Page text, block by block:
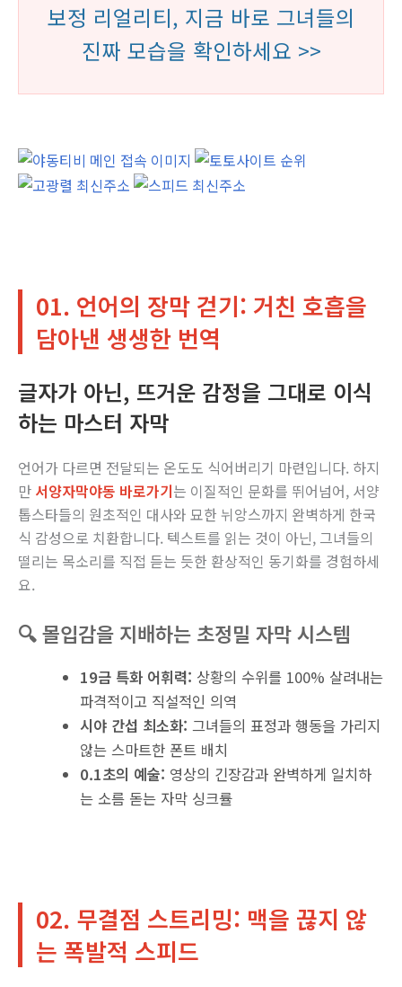
보정 리얼리티, 지금 바로 그녀들의
진짜 모습을 확인하세요 >>
01. 언어의 장막 걷기: 거친 호흡을
담아낸 생생한 번역
글자가 아닌, 뜨거운 감정을 그대로 이식
하는 마스터 자막
언어가 다르면 전달되는 온도도 식어버리기 마련입니다. 하지
만 서양자막야동 바로가기는 이질적인 문화를 뛰어넘어, 서양
톱스타들의 원초적인 대사와 묘한 뉘앙스까지 완벽하게 한국
식 감성으로 치환합니다. 텍스트를 읽는 것이 아닌, 그녀들의
떨리는 목소리를 직접 듣는 듯한 환상적인 동기화를 경험하세
요.
🔍 몰입감을 지배하는 초정밀 자막 시스템
19금 특화 어휘력: 상황의 수위를 100% 살려내는
파격적이고 직설적인 의역
시야 간섭 최소화: 그녀들의 표정과 행동을 가리지
않는 스마트한 폰트 배치
0.1초의 예술: 영상의 긴장감과 완벽하게 일치하
는 소름 돋는 자막 싱크률
02. 무결점 스트리밍: 맥을 끊지 않
는 폭발적 스피드